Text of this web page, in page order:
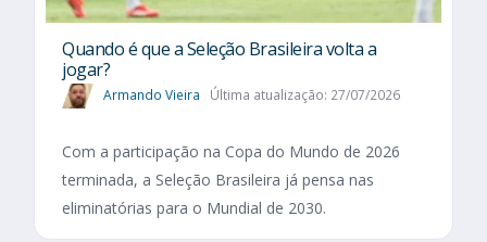
Quando é que a Seleção Brasileira volta a
jogar?
Armando Vieira Última atualização: 27/07/2026
Com a participação na Copa do Mundo de 2026
terminada, a Seleção Brasileira já pensa nas
eliminatórias para o Mundial de 2030.